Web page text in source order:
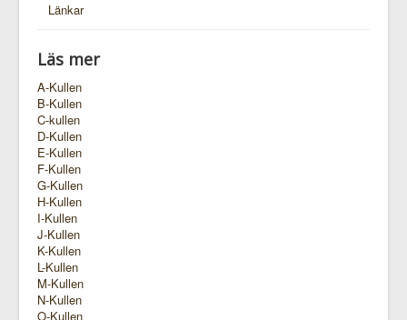
Länkar
Läs mer
A-Kullen
B-Kullen
C-kullen
D-Kullen
E-Kullen
F-Kullen
G-Kullen
H-Kullen
I-Kullen
J-Kullen
K-Kullen
L-Kullen
M-Kullen
N-Kullen
O-Kullen